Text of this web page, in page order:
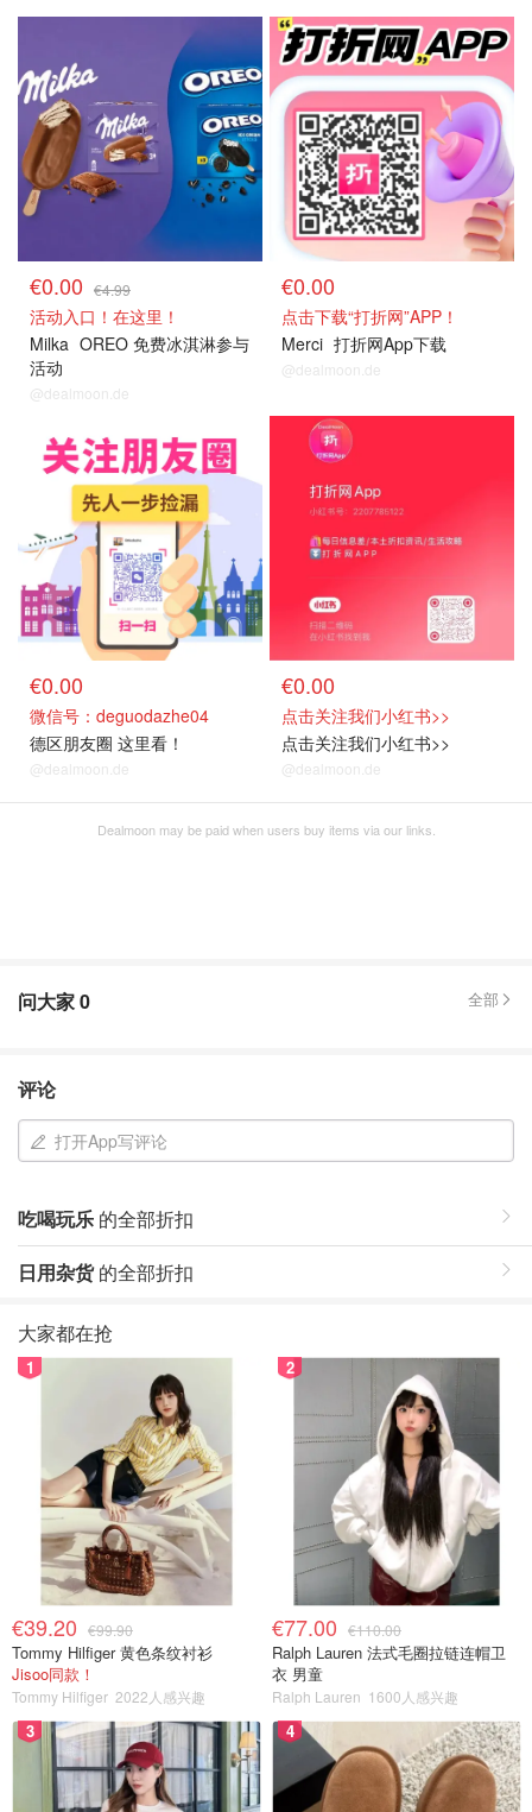
€0.00 €4.99
活动入口！在这里！
Milka OREO 免费冰淇淋参与
活动
@dealmoon.de
关注我们
€0.00
点击下载“打折网”APP！
Merci 打折网App下载
@dealmoon.de
关注我们
€0.00
微信号：deguodazhe04
德区朋友圈 这里看！
@dealmoon.de
关注我们
€0.00
点击关注我们小红书>>
点击关注我们小红书>>
@dealmoon.de
Dealmoon may be paid when users buy items via our links.
问大家0 全部
评论
打开App写评论
吃喝玩乐 的全部折扣
日用杂货的全部折扣
大家都在抢
1
€39.20 €99.90
Tommy Hilfiger 黄色条纹衬衫
Jisoo同款！
Tommy Hilfiger 2022人感兴趣
2
€77.00 €110.00
Ralph Lauren 法式毛圈拉链连帽卫
衣 男童
Ralph Lauren 1600人感兴趣
3 4